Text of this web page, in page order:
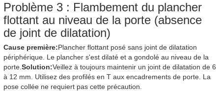
Problème 3 : Flambement du plancher
flottant au niveau de la porte (absence
de joint de dilatation)
Cause première:Plancher flottant posé sans joint de dilatation
périphérique. Le plancher s'est dilaté et a gondolé au niveau de la
porte. Solution:Veillez à toujours maintenir un joint de dilatation de 6
à 12 mm. Utilisez des profilés en T aux encadrements de porte. La
pose collée ne requiert pas cette précaution.